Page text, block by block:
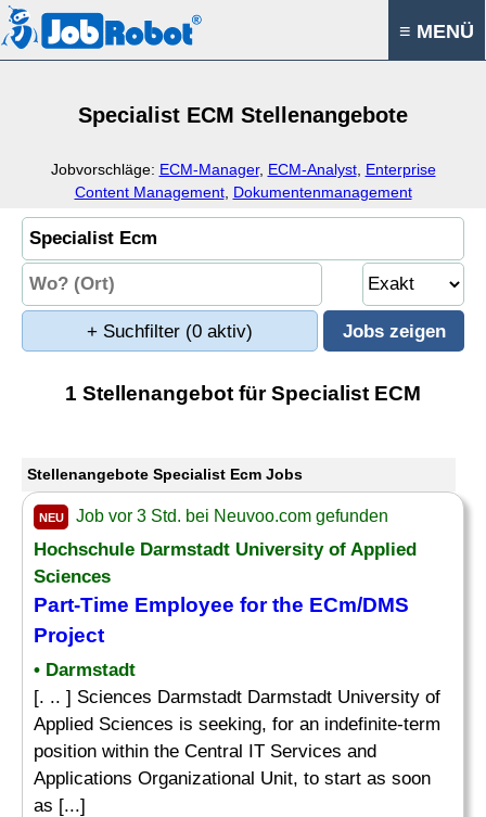
≡ MENÜ
Specialist ECM Stellenangebote
Jobvorschläge: ECM-Manager, ECM-Analyst, Enterprise
Content Management, Dokumentenmanagement
+ Suchfilter (0 aktiv)
1 Stellenangebot für Specialist ECM
Stellenangebote Specialist Ecm Jobs
NEU Job vor 3 Std. bei Neuvoo.com gefunden
Hochschule Darmstadt University of Applied
Sciences
Part-Time Employee for the ECm/DMS
Project
• Darmstadt
[. .. ] Sciences Darmstadt Darmstadt University of
Applied Sciences is seeking, for an indefinite-term
position within the Central IT Services and
Applications Organizational Unit, to start as soon
as [...]